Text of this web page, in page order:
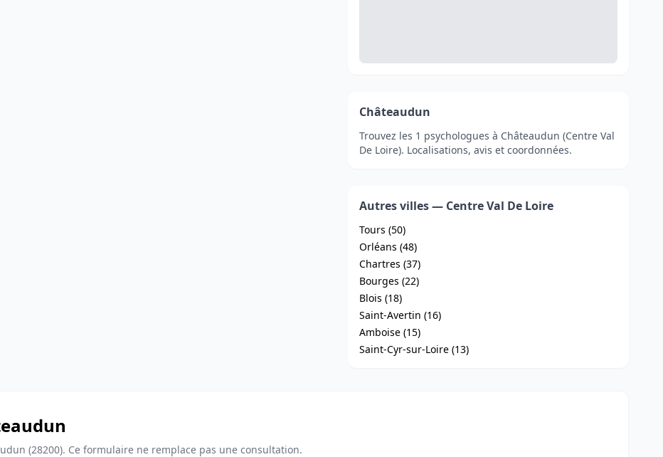
Châteaudun
Trouvez les 1 psychologues à Châteaudun (Centre Val
De Loire). Localisations, avis et coordonnées.
Autres villes — Centre Val De Loire
Tours (50)
Orléans (48)
Chartres (37)
Bourges (22)
Blois (18)
Saint-Avertin (16)
Amboise (15)
Saint-Cyr-sur-Loire (13)
(28200). Ce formulaire ne remplace pas une consultation.